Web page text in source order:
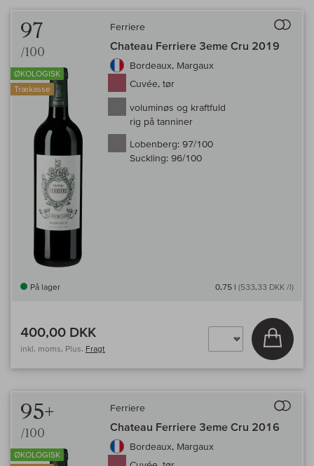
97
/100
ØKOLOGISK
Trækasse
Ferriere
Chateau Ferriere 3eme Cru 2019
Bordeaux, Margaux
Cuvée, tør
voluminøs og kraftfuld
rig på tanniner
Lobenberg: 97/100
Suckling: 96/100
På lager 0,75 l (533,33 DKK /l)
400,00 DKK
inkl. moms, Plus. Fragt
Læg i
95+
/100
ØKOLOGISK
Ferriere
Chateau Ferriere 3eme Cru 2016
Bordeaux, Margaux